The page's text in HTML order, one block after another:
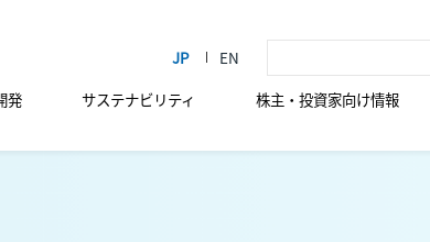
発 サステナビリティ 株主・投資家向け情報